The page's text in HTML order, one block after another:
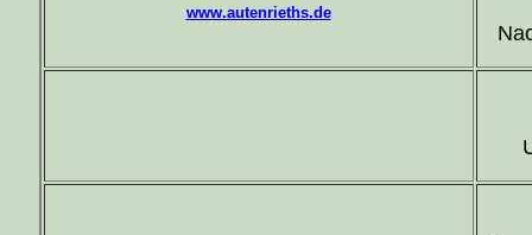
www.autenrieths.de